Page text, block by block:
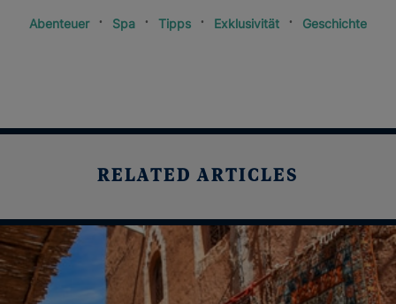
Abenteuer Spa Tipps Exklusivität Geschichte
RELATED ARTICLES